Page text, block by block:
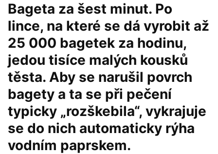
Bageta za šest minut. Po
lince, na které se dá vyrobit až
25 000 bagetek za hodinu,
jedou tisíce malých kousků
těsta. Aby se narušil povrch
bagety a ta se při pečení
typicky „rozškebila“, vykrajuje
se do nich automaticky rýha
vodním paprskem.